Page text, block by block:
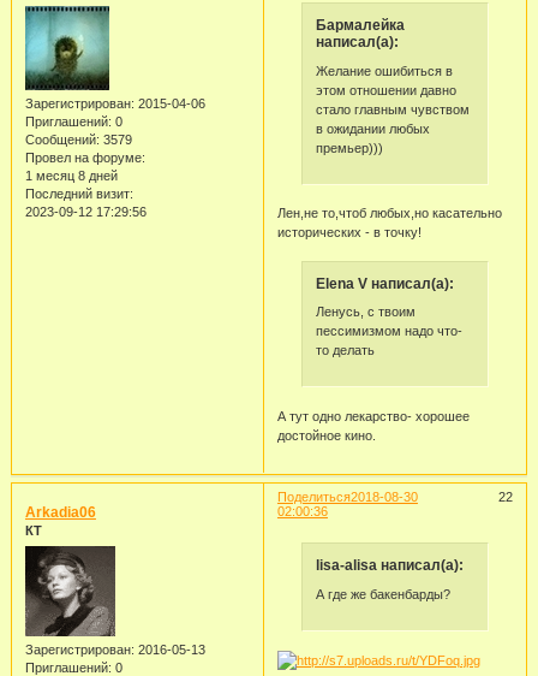
Зарегистрирован: 2015-04-06
Приглашений: 0
Сообщений: 3579
Провел на форуме:
1 месяц 8 дней
Последний визит:
2023-09-12 17:29:56
Бармалейка
написал(а):
Желание ошибиться в
этом отношении давно
стало главным чувством
в ожидании любых
премьер)))
Лен,не то,чтоб любых,но касательно
исторических - в точку!
Elena V написал(а):
Ленусь, с твоим
пессимизмом надо что-
то делать
А тут одно лекарство- хорошее
достойное кино.
Поделиться 22
2018-08-30
02:00:36
Arkadia06
КТ
Зарегистрирован: 2016-05-13
Приглашений: 0
lisa-alisa написал(а):
А где же бакенбарды?